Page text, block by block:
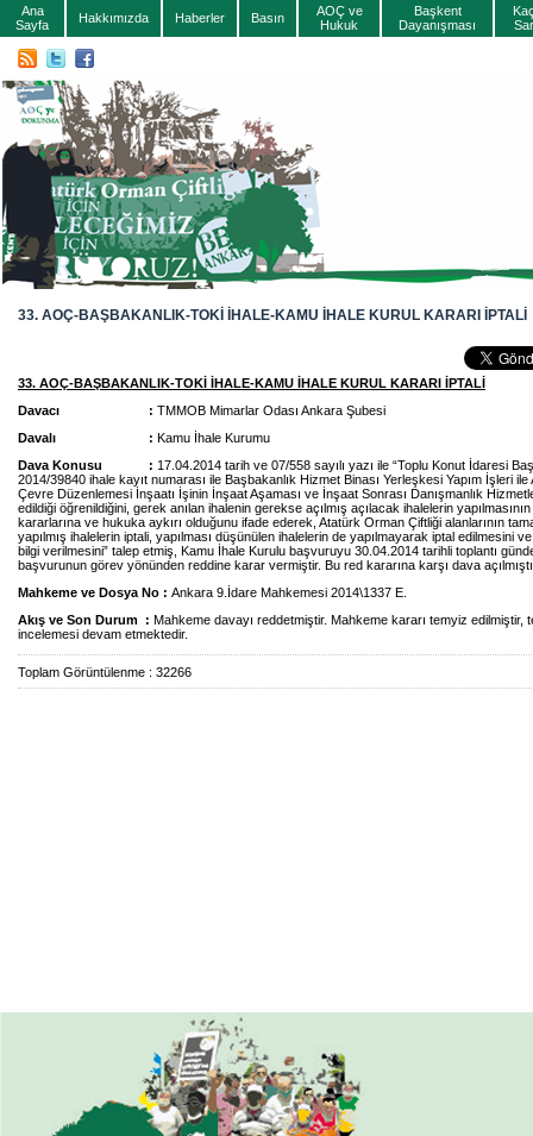
Ana
Sayfa
Hakkımızda Haberler Basın
AOÇ ve
Hukuk
Başkent
Dayanışması
33. AOÇ-BAŞBAKANLIK-TOKİ İHALE-KAMU İHALE KURUL KARARI İPTALİ
33. AOÇ-BAŞBAKANLIK-TOKİ İHALE-KAMU İHALE KURUL KARARI İPTALİ
Davacı : TMMOB Mimarlar Odası Ankara Şubesi
Davalı : Kamu İhale Kurumu
Dava Konusu : 17.04.2014 tarih ve 07/558 sayılı yazı ile “Toplu Konut İdaresi
2014/39840 ihale kayıt numarası ile Başbakanlık Hizmet Binası Yerleşkesi Yapım İşleri ile
Çevre Düzenlemesi İnşaatı İşinin İnşaat Aşaması ve İnşaat Sonrası Danışmanlık
edildiği öğrenildiğini, gerek anılan ihalenin gerekse açılmış açılacak ihalelerin yapılmasının
kararlarına ve hukuka aykırı olduğunu ifade ederek, Atatürk Orman Çiftliği alanlarının
yapılmış ihalelerin iptali, yapılması düşünülen ihalelerin de yapılmayarak iptal edilmesini
bilgi verilmesini” talep etmiş, Kamu İhale Kurulu başvuruyu 30.04.2014 tarihli toplantı
başvurunun görev yönünden reddine karar vermiştir. Bu red kararına karşı dava
Mahkeme ve Dosya No : Ankara 9.İdare Mahkemesi 2014\1337 E.
Akış ve Son Durum : Mahkeme davayı reddetmiştir. Mahkeme kararı temyiz edilmiştir,
incelemesi devam etmektedir.
Toplam Görüntülenme : 32266